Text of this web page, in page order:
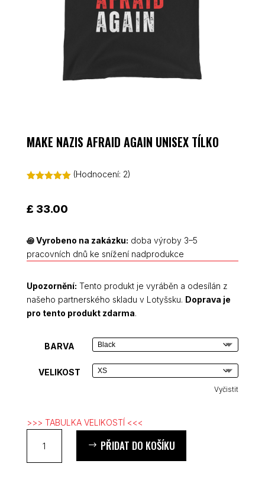
MAKE NAZIS AFRAID AGAIN UNISEX TÍLKO
základě
hodnocení
(Hodnocení: 2)
£ 33.00
꩜Vyrobeno na zakázku: doba výroby 3–5
pracovních dnů ke snížení nadprodukce
Upozornění: Tento produkt je vyráběn a odesílán z
našeho partnerského skladu v Lotyšsku. Doprava je
pro tento produkt zdarma.
BARVA
VELIKOST
Vyčistit
>>> TABULKA VELIKOSTÍ <<<
Nazis
Afraid
PŘIDAT DO KOŠÍKU